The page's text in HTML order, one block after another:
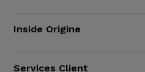
Inside Origine
Services Client